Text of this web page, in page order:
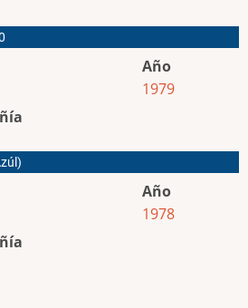
Año
1979
Año
1978